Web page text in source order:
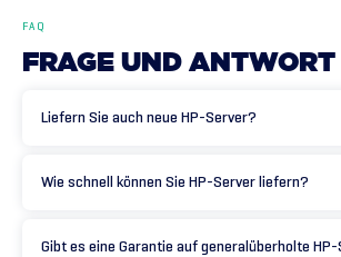
FAQ
FRAGE UND ANTWORT
Liefern Sie auch neue HP-Server?
Wie schnell können Sie HP-Server liefern?
Gibt es eine Garantie auf generalüberholte